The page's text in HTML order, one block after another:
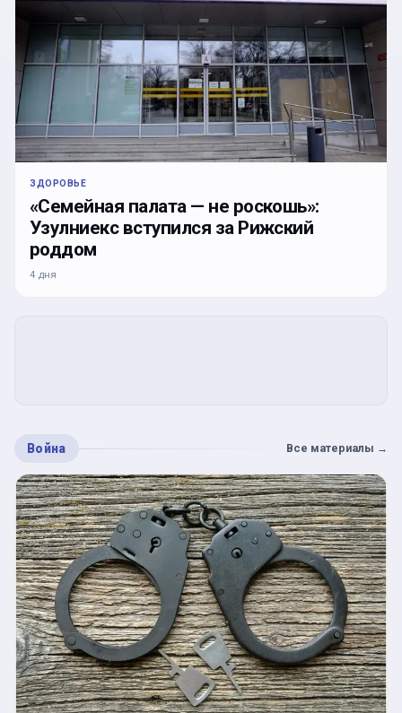
ЗДОРОВЬЕ
«Семейная палата — не роскошь»:
Узулниекс вступился за Рижский
роддом
4 дня
Война Все материалы →